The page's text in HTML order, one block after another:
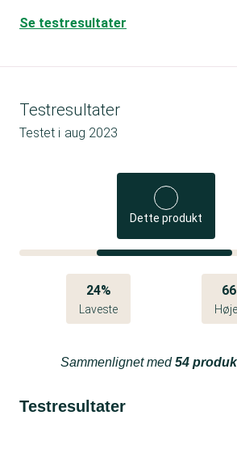
Se testresultater
Testresultater
Testet i aug 2023
Dette produkt
24%
Laveste
Sammenlignet med54
Testresultater